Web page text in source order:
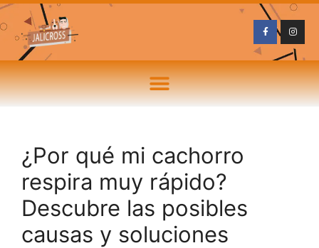
¿Por qué mi cachorro
respira muy rápido?
Descubre las posibles
causas y soluciones